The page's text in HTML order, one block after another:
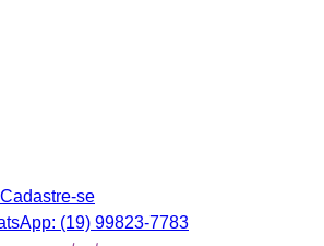
Cadastre-se
(19) 99823-7783